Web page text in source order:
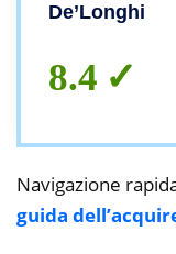
De’Longhi
8.4
Navigazione
guida